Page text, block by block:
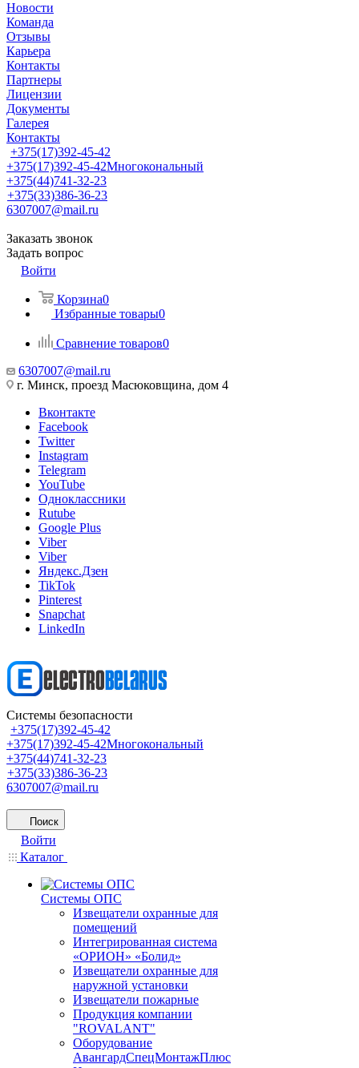
Новости
Команда
Отзывы
Карьера
Контакты
Партнеры
Лицензии
Документы
Галерея
Контакты
+375(17)392-45-42
+375(17)392-45-42Многокональный
+375(44)741-32-23
+375(33)386-36-23
6307007@mail.ru
Заказать звонок
Задать вопрос
Войти
Корзина0
Избранные товары0
Сравнение товаров0
6307007@mail.ru
г. Минск, проезд Масюковщина, дом 4
Вконтакте
Facebook
Twitter
Instagram
Telegram
YouTube
Одноклассники
Rutube
Google Plus
Viber
Viber
Яндекс.Дзен
TikTok
Pinterest
Snapchat
LinkedIn
Системы безопасности
+375(17)392-45-42
+375(17)392-45-42Многокональный
+375(44)741-32-23
+375(33)386-36-23
6307007@mail.ru
Поиск
Войти
Каталог
Системы ОПС
Извещатели охранные для
помещений
Интегрированная система
«ОРИОН» «Болид»
Извещатели охранные для
наружной установки
Извещатели пожарные
Продукция компании
"ROVALANT"
Оборудование
АвангардСпецМонтажПлюс